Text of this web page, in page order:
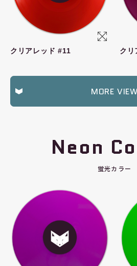
クリアレッド #11 クリ
MORE VIEW
Neon
蛍光カラー